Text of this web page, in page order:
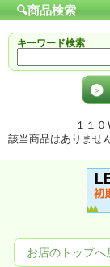
🔍商品検索
キーワード検索
１１
該当商品はありません
お店のトップへ